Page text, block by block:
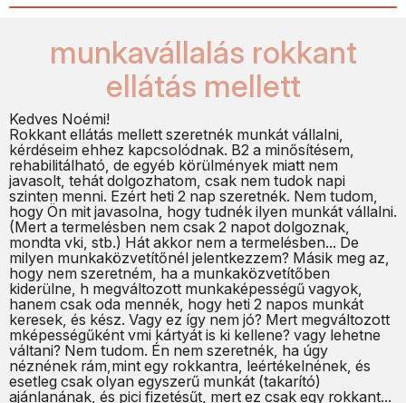
munkavállalás rokkant
ellátás mellett
Kedves Noémi!
Rokkant ellátás mellett szeretnék munkát vállalni,
kérdéseim ehhez kapcsolódnak. B2 a minősítésem,
rehabilitálható, de egyéb körülmények miatt nem
javasolt, tehát dolgozhatom, csak nem tudok napi
szinten menni. Ezért heti 2 nap szeretnék. Nem tudom,
hogy Ön mit javasolna, hogy tudnék ilyen munkát vállalni.
(Mert a termelésben nem csak 2 napot dolgoznak,
mondta vki, stb.) Hát akkor nem a termelésben... De
milyen munkaközvetítőnél jelentkezzem? Másik meg az,
hogy nem szeretném, ha a munkaközvetítőben
kiderülne, h megváltozott munkaképességű vagyok,
hanem csak oda mennék, hogy heti 2 napos munkát
keresek, és kész. Vagy ez így nem jó? Mert megváltozott
mképességűként vmi kártyát is ki kellene? vagy lehetne
váltani? Nem tudom. Én nem szeretnék, ha úgy
néznének rám,mint egy rokkantra, leértékelnének, és
esetleg csak olyan egyszerű munkát (takarító)
ajánlanának, és pici fizetésűt, mert ez csak egy rokkant...